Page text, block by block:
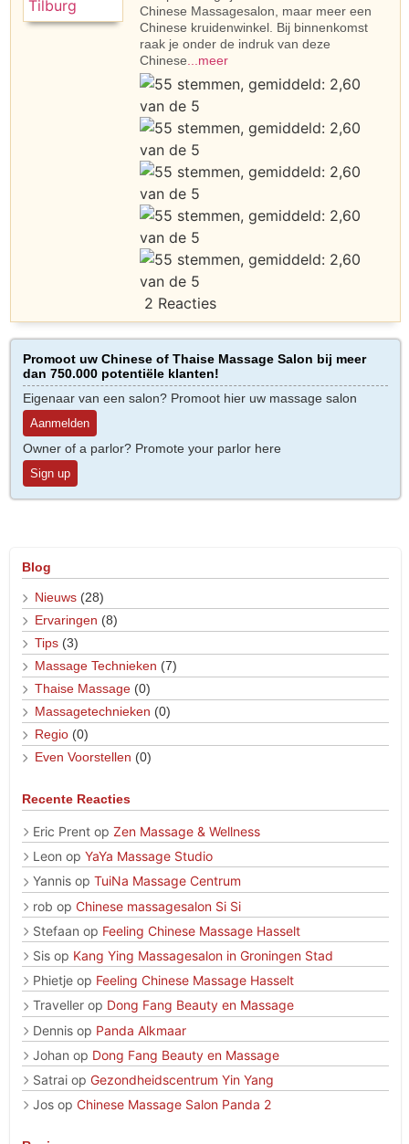
Chinese Massagesalon, maar meer een
Chinese kruidenwinkel. Bij binnenkomst
raak je onder de indruk van deze
Chinese ...meer
2 Reacties
Promoot uw Chinese of Thaise Massage Salon bij meer
dan 750.000 potentiële klanten!
Eigenaar van een salon? Promoot hier uw massage salon
Aanmelden
Owner of a parlor? Promote your parlor here
Sign up
Blog
Nieuws (28)
Ervaringen (8)
Tips (3)
Massage Technieken (7)
Thaise Massage (0)
Massagetechnieken (0)
Regio (0)
Even Voorstellen (0)
Recente Reacties
Eric Prent op Zen Massage & Wellness
Leon op YaYa Massage Studio
Yannis op TuiNa Massage Centrum
rob op Chinese massagesalon Si Si
Stefaan op Feeling Chinese Massage Hasselt
Sis op Kang Ying Massagesalon in Groningen Stad
Phietje op Feeling Chinese Massage Hasselt
Traveller op Dong Fang Beauty en Massage
Dennis op Panda Alkmaar
Johan op Dong Fang Beauty en Massage
Satrai op Gezondheidscentrum Yin Yang
Jos op Chinese Massage Salon Panda 2